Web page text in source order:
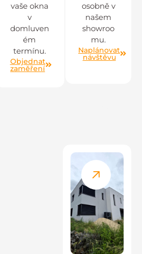
vaše okna
v
domluven
ém
termínu.
Objednat
zaměření
osobně v
našem
showroo
mu.
Naplánovat
návštěvu